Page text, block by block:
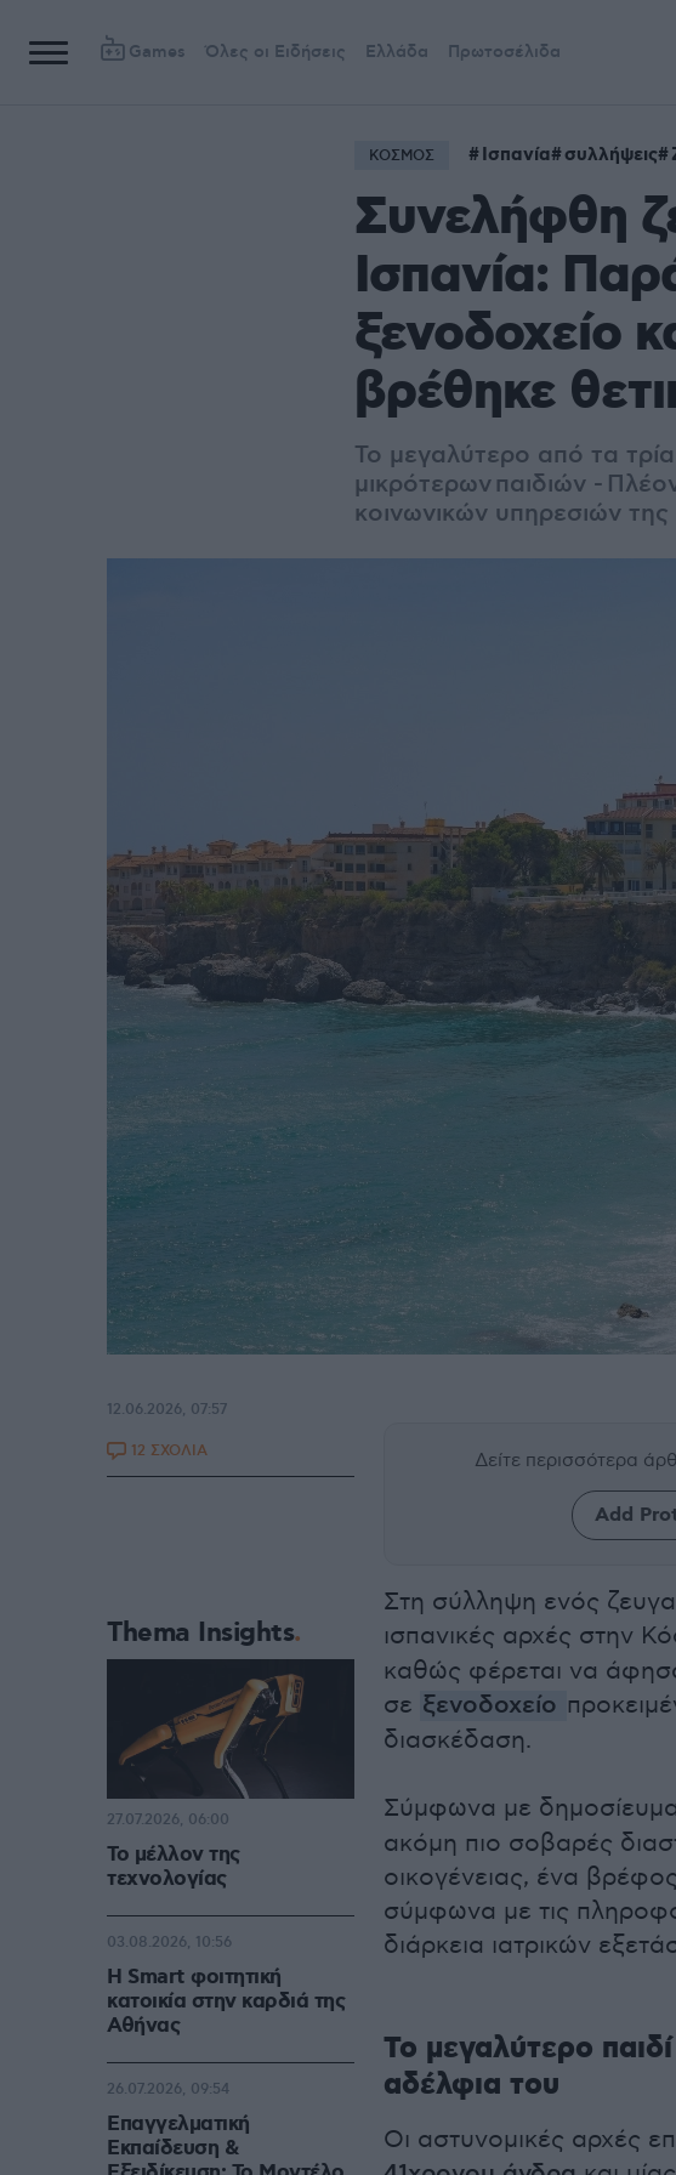
Games Όλες οι Ειδήσεις Ελλάδα Πρωτοσέλιδα
ΚΟΣΜΟΣ Ισπανία συλλήψεις
Συνελήφθη
Ισπανία:
ξενοδοχείο
βρέθηκε
Το μεγαλύτερο από τα
μικρότερων παιδιών -
κοινωνικών υπηρεσιών
Δείτε περισσότερα
Add
Στη σύλληψη ενός
ισπανικές αρχές στην
καθώς φέρεται να
σε ξενοδοχείο
διασκέδαση.
Σύμφωνα με
ακόμη πιο σοβαρές
οικογένειας, ένα
σύμφωνα με τις
διάρκεια ιατρικών
Το μεγαλύτερο
αδέλφια του
Οι αστυνομικές αρχές
12.06.2026, 07:57
12 ΣΧΟΛΙΑ
Thema Insights
Το μέλλον της
τεχνολογίας
27.07.2026, 06:00
Η Smart φοιτητική
κατοικία στην καρδιά της
Αθήνας
03.08.2026, 10:56
Επαγγελματική
Εκπαίδευση &
26.07.2026, 09:54